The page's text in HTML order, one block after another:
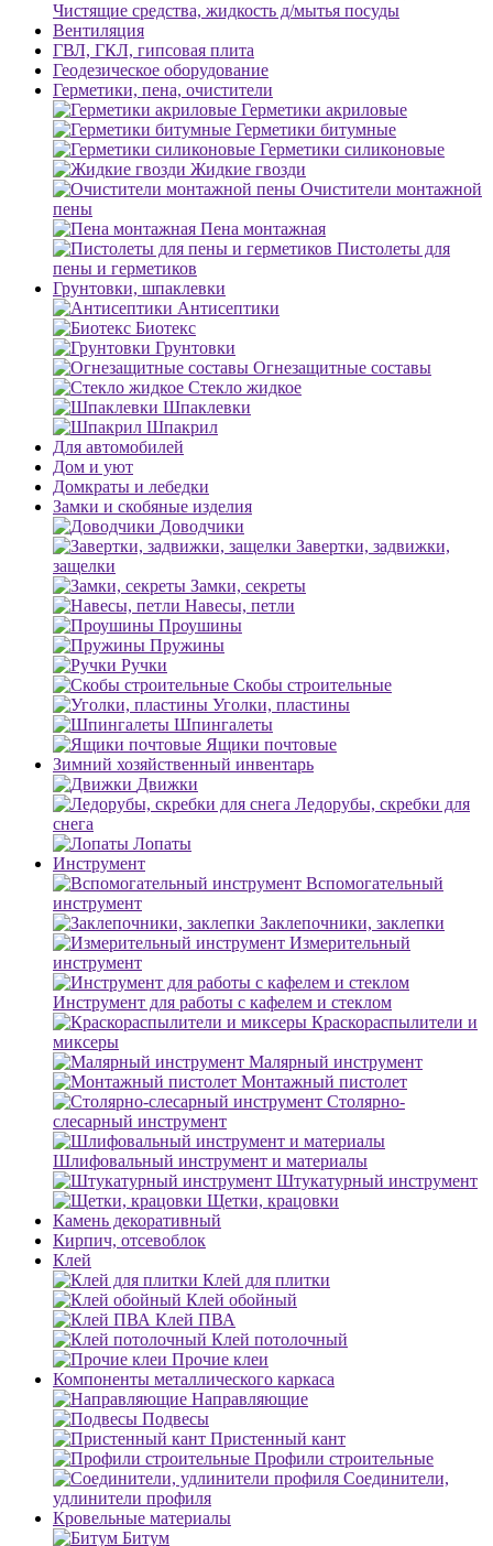
Чистящие средства, жидкость д/мытья посуды
Вентиляция
ГВЛ, ГКЛ, гипсовая плита
Геодезическое оборудование
Герметики, пена, очистители
Герметики акриловые
Герметики битумные
Герметики силиконовые
Жидкие гвозди
Очистители монтажной
пены
Пена монтажная
Пистолеты для
пены и герметиков
Грунтовки, шпаклевки
Антисептики
Биотекс
Грунтовки
Огнезащитные составы
Стекло жидкое
Шпаклевки
Шпакрил
Для автомобилей
Дом и уют
Домкраты и лебедки
Замки и скобяные изделия
Доводчики
Завертки, задвижки,
защелки
Замки, секреты
Навесы, петли
Проушины
Пружины
Ручки
Скобы строительные
Уголки, пластины
Шпингалеты
Ящики почтовые
Зимний хозяйственный инвентарь
Движки
Ледорубы, скребки для
снега
Лопаты
Инструмент
Вспомогательный
инструмент
Заклепочники, заклепки
Измерительный
инструмент
Инструмент для работы с кафелем и стеклом
Краскораспылители и
миксеры
Малярный инструмент
Монтажный пистолет
Столярно-
слесарный инструмент
Шлифовальный инструмент и материалы
Штукатурный инструмент
Щетки, крацовки
Камень декоративный
Кирпич, отсевоблок
Клей
Клей для плитки
Клей обойный
Клей ПВА
Клей потолочный
Прочие клеи
Компоненты металлического каркаса
Направляющие
Подвесы
Пристенный кант
Профили строительные
Соединители,
удлинители профиля
Кровельные материалы
Битум